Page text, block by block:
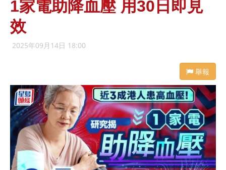
1家電助降血壓 用30日即見
效
2025年09月14日 18:00
舉報